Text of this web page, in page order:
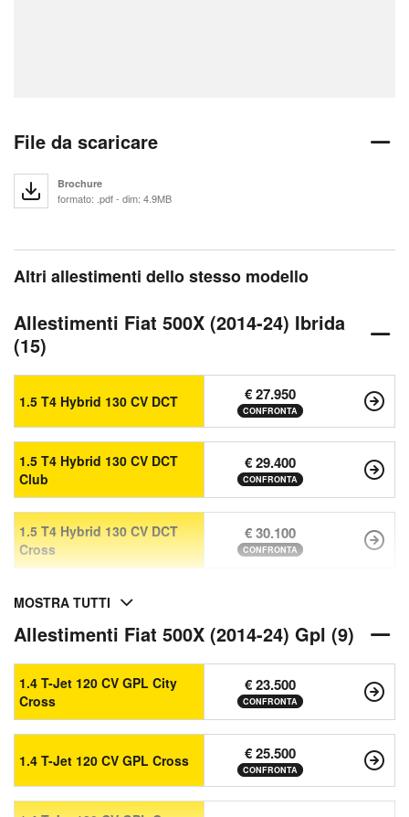
File da scaricare
Brochure
formato: .pdf - dim: 4.9MB
Altri allestimenti dello stesso modello
Allestimenti Fiat 500X (2014-24) Ibrida
(15)
1.5 T4 Hybrid 130 CV DCT € 27.950
CONFRONTA
1.5 T4 Hybrid 130 CV DCT
Club
€ 29.400
CONFRONTA
1.5 T4 Hybrid 130 CV DCT
Cross
€ 30.100
CONFRONTA
MOSTRA TUTTI
Allestimenti Fiat 500X (2014-24) Gpl (9)
1.4 T-Jet 120 CV GPL City
Cross
€ 23.500
CONFRONTA
1.4 T-Jet 120 CV GPL Cross € 25.500
CONFRONTA